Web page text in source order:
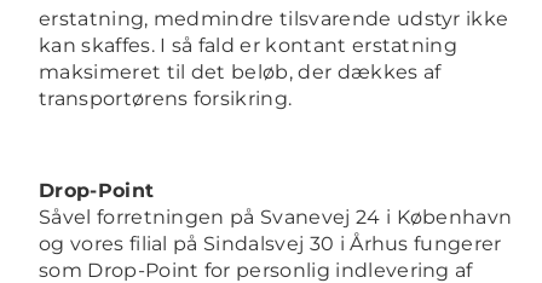
erstatning, medmindre tilsvarende udstyr ikke
kan skaffes. I så fald er kontant erstatning
maksimeret til det beløb, der dækkes af
transportørens forsikring.
Drop-Point
Såvel forretningen på Svanevej 24 i København
og vores filial på Sindalsvej 30 i Århus fungerer
som Drop-Point for personlig indlevering af